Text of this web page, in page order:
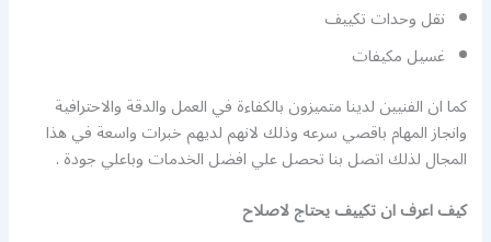
نقل وحدات تكييف
غسيل مكيفات
كما ان الفنيين لدينا متميزون بالكفاءة في العمل والدقة والاحترافية
وانجاز المهام باقصي سرعه وذلك لانهم لديهم خبرات واسعة في هذا
المجال لذلك اتصل بنا تحصل علي افضل الخدمات وباعلي جودة .
كيف اعرف ان تكييف يحتاج لاصلاح